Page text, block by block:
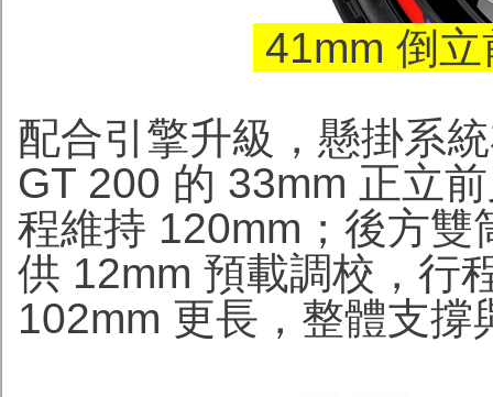
41mm 倒
配合引擎升級，懸掛系
GT 200 的 33mm 正立
程維持 120mm；後方
供 12mm 預載調校，行
102mm 更長，整體支